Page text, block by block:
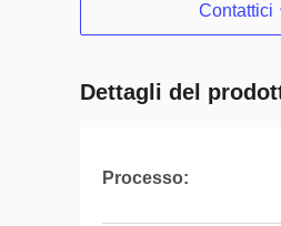
Contattici
Dettagli del
Processo: